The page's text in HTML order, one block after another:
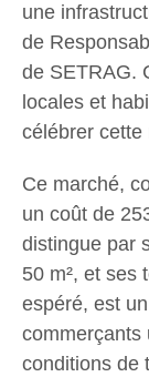
une
de
de SETRAG.
locales et
célébrer cette
Ce marché,
un coût de
distingue par
50 m², et ses
espéré, est
commerçants
conditions de